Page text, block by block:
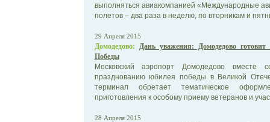
выполняться авиакомпанией «Международные
полетов – два раза в неделю, по вторникам и
29 Апреля 2015
Домодедово:
Дань уважения: Домодедово
Победы
Московский аэропорт Домодедово вместе
празднованию юбилея победы в Великой
терминал обретает тематическое
приготовления к особому приему ветеранов и
28 Апреля 2015